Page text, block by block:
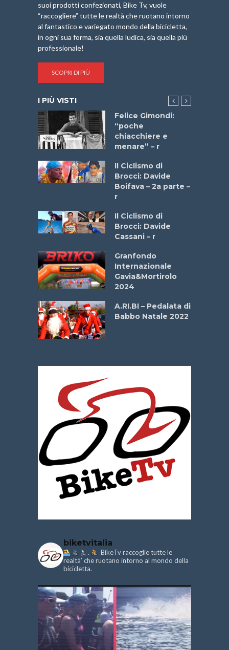
suoi prodotti confezionati, Bike Tv, vuole
“raccogliere” tutte le realtà che ruotano intorno
al fantastico e variegato mondo della bicicletta,
in ogni sua forma, sia quella ludica, sia quella più
professionale!
SCOPRI DI PIÙ
I PIÙ VISTI
Felice Gimondi:
“poche
chiacchiere e
menare” – r
Il Ciclismo di
Brocci: Davide
Boifava – 2a parte –
r
Il Ciclismo di
Brocci: Davide
Cassani – r
Granfondo
Internazionale
Gavia&Mortirolo
2024
A.RI.BI – Pedalata di
Babbo Natale 2022
biketvitalia
.
BikeTv raccoglie tutte le
realtà’ che ruotano intorno al mondo della
bicicletta.